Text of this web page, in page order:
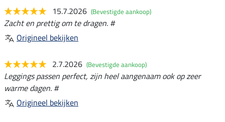
15.7.2026 (Bevestigde aankoop)
Zacht en prettig om te dragen. #
Origineel bekijken
2.7.2026 (Bevestigde aankoop)
Leggings passen perfect, zijn heel aangenaam ook op zeer
warme dagen. #
Origineel bekijken